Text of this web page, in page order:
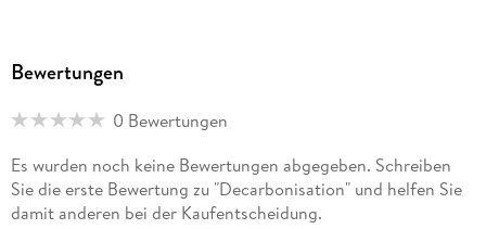
the carbon neutrality target of the United Arab Emirates by
aiming to develop more "IT for green" innovative projects.
Bewertungen
0 Bewertungen
Es wurden noch keine Bewertungen abgegeben. Schreiben
Sie die erste Bewertung zu "Decarbonisation" und helfen Sie
damit anderen bei der Kaufentscheidung.